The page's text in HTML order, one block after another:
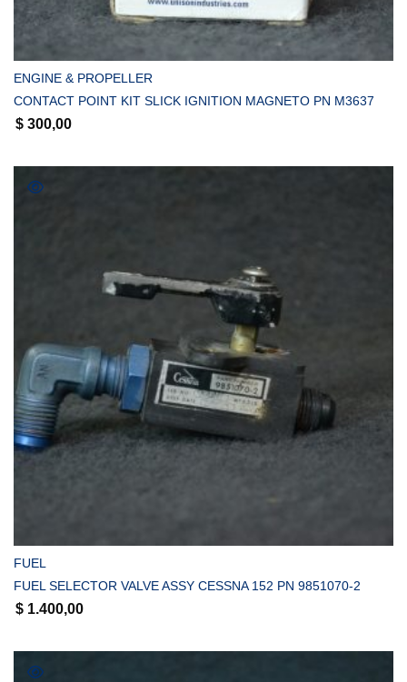
COMPRAR
ENGINE & PROPELLER
CONTACT POINT KIT SLICK IGNITION MAGNETO PN M3637
$ 300,00
FUEL
FUEL SELECTOR VALVE ASSY CESSNA 152 PN 9851070-2
$ 1.400,00